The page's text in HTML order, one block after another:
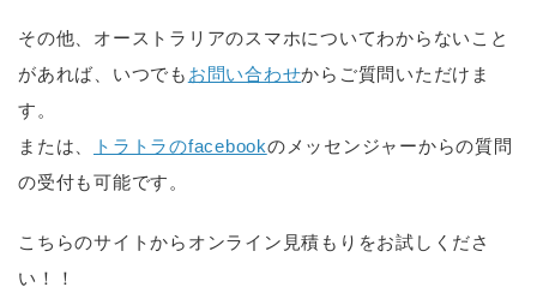
その他、オーストラリアのスマホについてわからないこと
があれば、いつでも お問い合わせからご質問いただけま
す。
または、
トラトラのfacebookのメッセンジャーからの質問
の受付も可能です。
こちらのサイトからオンライン見積もりをお試しくださ
い！！